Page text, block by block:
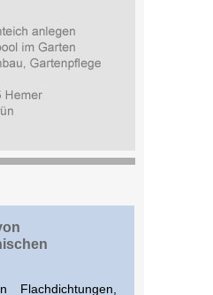
Flachdichtungen,